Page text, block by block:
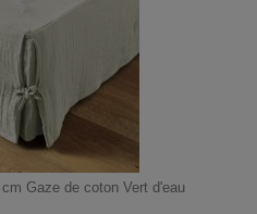
Gaze de coton Vert d'eau